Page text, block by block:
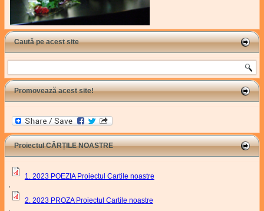
Caută pe acest site
Search
Promovează acest site!
Proiectul CĂRȚILE NOASTRE
1. 2023 POEZIA Proiectul Cartile noastre
,
2. 2023 PROZA Proiectul Cartile noastre
,